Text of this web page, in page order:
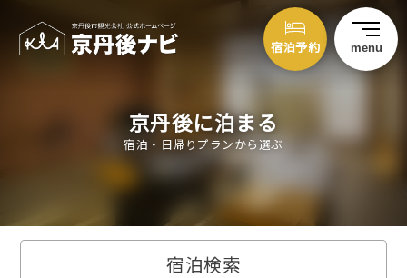
宿泊予約 menu
京丹後に泊まる
宿泊・日帰りプランから選ぶ
宿泊検索